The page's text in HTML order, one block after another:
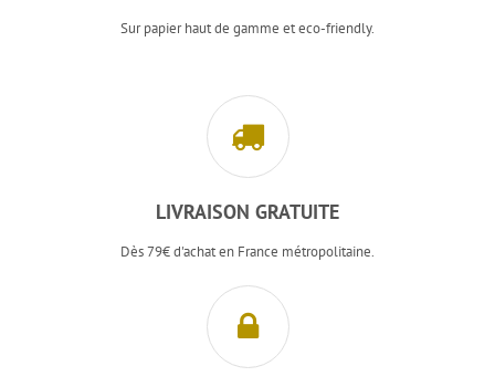
Sur papier haut de gamme et eco-friendly.
LIVRAISON GRATUITE
Dès 79€ d'achat en France métropolitaine.